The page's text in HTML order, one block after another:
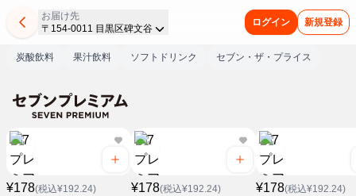
お届け先
〒154-0011 目黒区碑文谷
ログイン 新規登録
炭酸飲料 果汁飲料 ソフトドリンク セブン・ザ・プライス
¥178(税込¥192.24) ¥178(税込¥192.24) ¥178(税込¥192.24)